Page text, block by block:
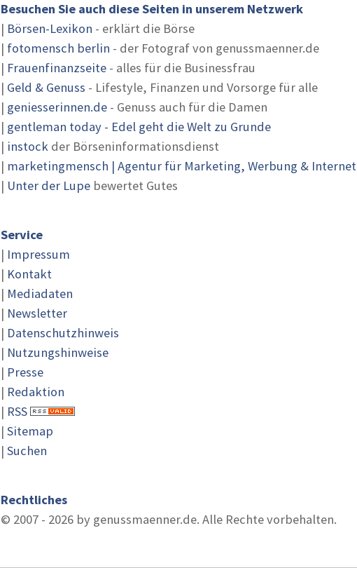
Besuchen Sie auch diese Seiten in unserem Netzwerk
| Börsen-Lexikon - erklärt die Börse
| fotomensch berlin - der Fotograf von genussmaenner.de
| Frauenfinanzseite - alles für die Businessfrau
| Geld & Genuss - Lifestyle, Finanzen und Vorsorge für alle
| geniesserinnen.de - Genuss auch für die Damen
| gentleman today - Edel geht die Welt zu Grunde
| instock der Börseninformationsdienst
| marketingmensch | Agentur für Marketing, Werbung & Internet
| Unter der Lupe bewertet Gutes
Service
| Impressum
| Kontakt
| Mediadaten
| Newsletter
| Datenschutzhinweis
| Nutzungshinweise
| Presse
| Redaktion
| RSS
| Sitemap
| Suchen
Rechtliches
© 2007 - 2026 by genussmaenner.de. Alle Rechte vorbehalten.